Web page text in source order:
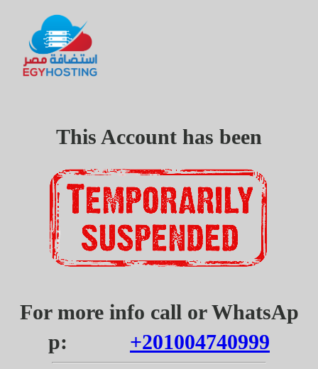
This Account has been
For more info call or WhatsAp
p: +201004740999